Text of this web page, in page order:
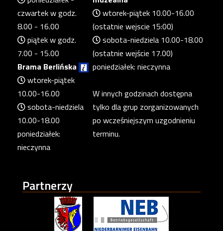
czwartek w godz.
8.00 - 16.00
piątek w godz.
7.00 - 15.00
Brama Berlińska
wtorek-piątek
10.00-16.00
sobota-niedziela
10.00-18.00
poniedziałek:
nieczynna
wtorek-piątek 10.00-16.00
(ostatnie wejscie 15:00)
sobota-niedziela 10.00-18.00
(ostatnie wejście 17.00)
poniedziałek: nieczynna
W innych godzinach dostępna
tylko dla grup zorganizowanych
po wcześniejszym uzgodnieniu
terminu.
Partnerzy